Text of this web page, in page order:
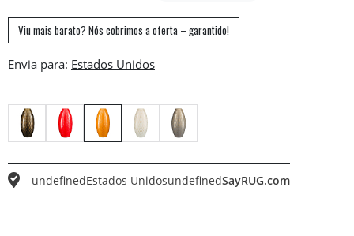
Viu mais barato? Nós cobrimos a oferta – garantido!
Envia para:
undefinedEstados UnidosundefinedSayRUG.com